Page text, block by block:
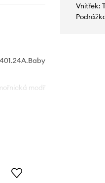
modř
Vnitřek: